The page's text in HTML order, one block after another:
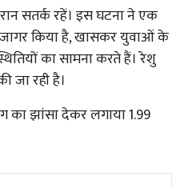
सतर्क रहें। इस घटना ने एक
किया है, खासकर युवाओं के
का सामना करते हैं। रेशु
जा रही है।
का झांसा देकर लगाया 1.99